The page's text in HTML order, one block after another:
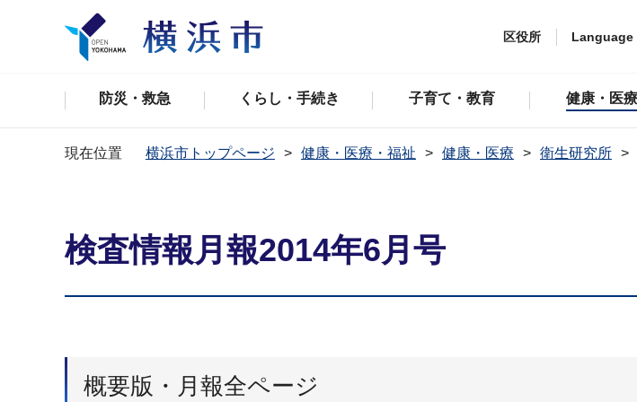
区役所 Language
防災・救急 くらし・手続き 子育て・教育 健康・医
現在位置 横浜市トップページ 健康・医療・福祉 健康・医療 衛生研究所
検査情報月報2014年6月号
概要版・月報全ページ